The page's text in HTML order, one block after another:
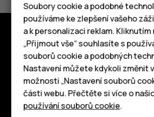
Chytré telefony
Tlačítkové
Tablety
Ano Ne
Prozkoumat
O nás
Planet and people
Podpora
Soubory cookie a podobné
používáme ke zlepšení vašeho
a k personalizaci reklam.
„Přijmout vše“ souhlasíte s
souborů cookie a podobných
Nastavení můžete kdykoli změnit
možnosti „Nastavení souborů
části webu. Přečtěte si více o
používání souborů cookie.